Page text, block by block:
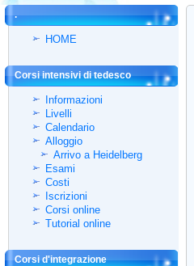
.
HOME
Corsi intensivi di tedesco
Informazioni
Livelli
Calendario
Alloggio
Arrivo a Heidelberg
Esami
Costi
Iscrizioni
Corsi online
Tutorial online
Corsi d'integrazione